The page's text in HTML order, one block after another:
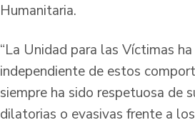
Humanitaria.
“La Unidad para las Víctimas
independiente de estos
siempre ha sido respetuosa de
dilatorias o evasivas frente a